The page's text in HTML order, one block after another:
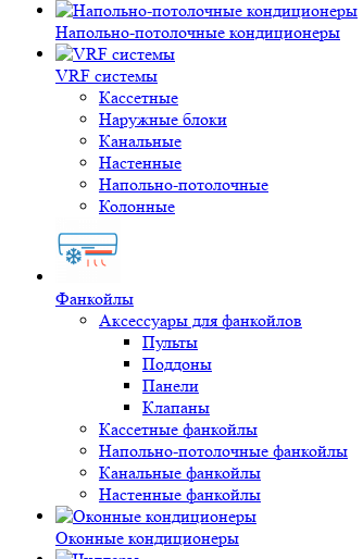
Напольно-потолочные кондиционеры
VRF системы
Кассетные
Наружные блоки
Канальные
Настенные
Напольно-потолочные
Колонные
Фанкойлы
Аксессуары для фанкойлов
Пульты
Поддоны
Панели
Клапаны
Кассетные фанкойлы
Напольно-потолочные фанкойлы
Канальные фанкойлы
Настенные фанкойлы
Оконные кондиционеры